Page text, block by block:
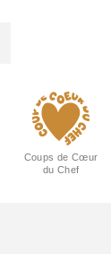
Coups de Cœur
du Chef